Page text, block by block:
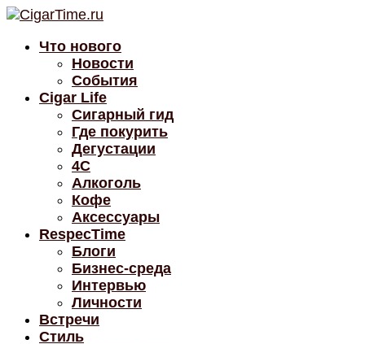
Что нового
Новости
События
Cigar Life
Сигарный гид
Где покурить
Дегустации
4C
Алкоголь
Кофе
Аксессуары
RespecTime
Блоги
Бизнес-среда
Интервью
Личности
Встречи
Стиль